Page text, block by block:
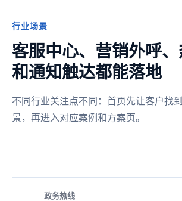
行业场景
客服中心、营销外呼
和通知触达都能落地
不同行业关注点不同：首页先让客户找
景，再进入对应案例和方案页。
政务热线